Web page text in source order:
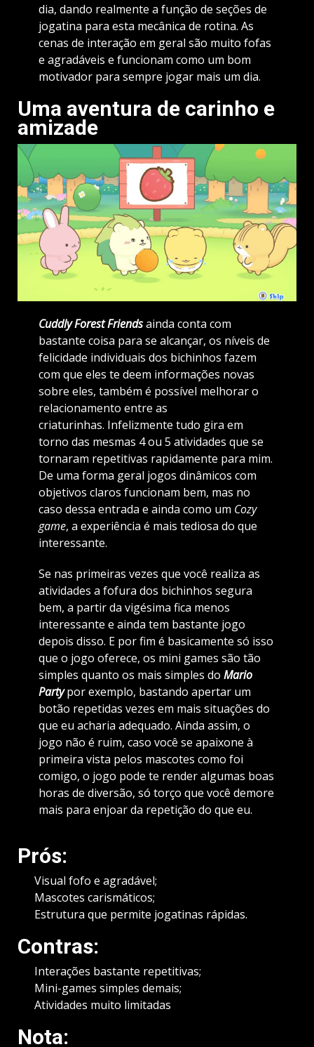
dia, dando realmente a função de seções de
jogatina para esta mecânica de rotina. As
cenas de interação em geral são muito fofas
e agradáveis e funcionam como um bom
motivador para sempre jogar mais um dia.
Uma aventura de carinho e
amizade
Cuddly Forest Friendsainda conta com
bastante coisa para se alcançar, os níveis de
felicidade individuais dos bichinhos fazem
com que eles te deem informações novas
sobre eles, também é possível melhorar o
relacionamento entre as
criaturinhas. Infelizmente tudo gira em
torno das mesmas 4 ou 5 atividades que se
tornaram repetitivas rapidamente para mim.
De uma forma geral jogos dinâmicos com
objetivos claros funcionam bem, mas no
caso dessa entrada e ainda como um Cozy
game, a experiência é mais tediosa do que
interessante.
Se nas primeiras vezes que você realiza as
atividades a fofura dos bichinhos segura
bem, a partir da vigésima fica menos
interessante e ainda tem bastante jogo
depois disso. E por fim é basicamente só isso
que o jogo oferece, os mini games são tão
simples quanto os mais simples do Mario
Partypor exemplo, bastando apertar um
botão repetidas vezes em mais situações do
que eu acharia adequado. Ainda assim, o
jogo não é ruim, caso você se apaixone à
primeira vista pelos mascotes como foi
comigo, o jogo pode te render algumas boas
horas de diversão, só torço que você demore
mais para enjoar da repetição do que eu.
Prós:
Visual fofo e agradável;
Mascotes carismáticos;
Estrutura que permite jogatinas rápidas.
Contras:
Interações bastante repetitivas;
Mini-games simples demais;
Atividades muito limitadas
Nota: